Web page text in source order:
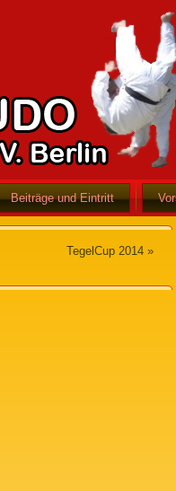
Beiträge und Eintritt
TegelCup 2014»